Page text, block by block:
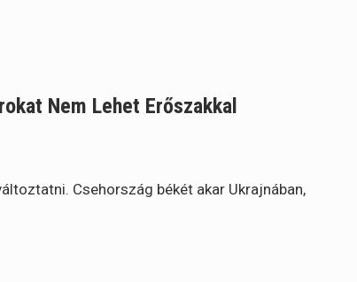
Nem Lehet Erőszakkal
Csehország békét akar Ukrajnában,